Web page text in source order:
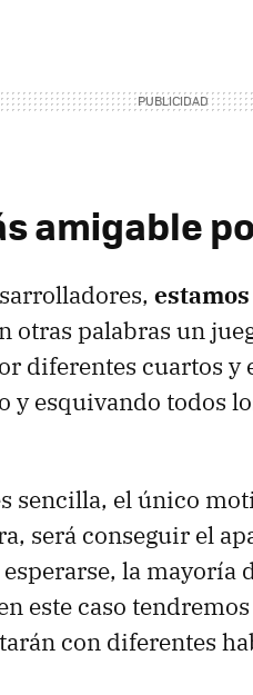
amigable
otras palabras un
diferentes cuartos y
y esquivando todos
sencilla, el único
será conseguir el
la mayoría
este caso
con diferentes